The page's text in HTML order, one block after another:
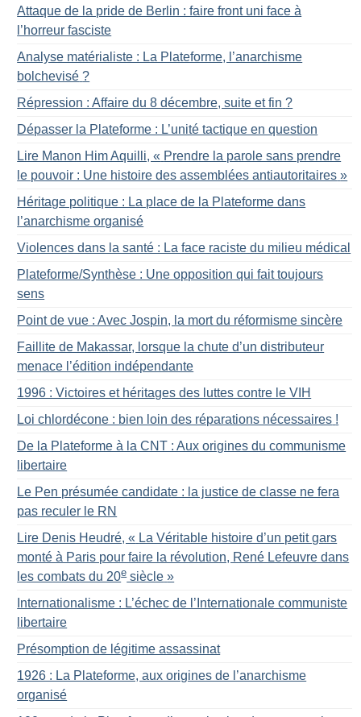
Attaque de la pride de Berlin : faire front uni face à
l’horreur fasciste
Analyse matérialiste : La Plateforme, l’anarchisme
bolchevisé ?
Répression : Affaire du 8 décembre, suite et fin ?
Dépasser la Plateforme : L’unité tactique en question
Lire Manon Him Aquilli, « Prendre la parole sans prendre
le pouvoir : Une histoire des assemblées antiautoritaires »
Héritage politique : La place de la Plateforme dans
l’anarchisme organisé
Violences dans la santé : La face raciste du milieu médical
Plateforme/Synthèse : Une opposition qui fait toujours
sens
Point de vue : Avec Jospin, la mort du réformisme sincère
Faillite de Makassar, lorsque la chute d’un distributeur
menace l’édition indépendante
1996 : Victoires et héritages des luttes contre le VIH
Loi chlordécone : bien loin des réparations nécessaires !
De la Plateforme à la CNT : Aux origines du communisme
libertaire
Le Pen présumée candidate : la justice de classe ne fera
pas reculer le RN
Lire Denis Heudré, « La Véritable histoire d’un petit gars
monté à Paris pour faire la révolution, René Lefeuvre dans
les combats du 20esiècle »
Internationalisme : L’échec de l’Internationale communiste
libertaire
Présomption de légitime assassinat
1926 : La Plateforme, aux origines de l’anarchisme
organisé